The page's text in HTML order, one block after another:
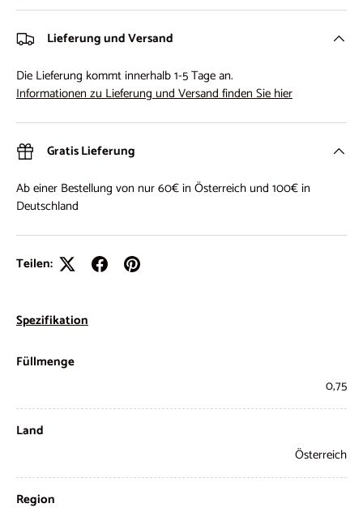
Lieferung und Versand
Die Lieferung kommt innerhalb 1-5 Tage an.
Informationen zu Lieferung und Versand finden Sie hier
Gratis Lieferung
Ab einer Bestellung von nur 60€ in Österreich und 100€ in
Deutschland
Teilen:
Spezifikation
Füllmenge
0,75
Land
Österreich
Region